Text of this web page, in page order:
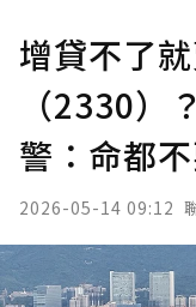
增貸不了
（2330
警：命都
2026-05-14 09:12